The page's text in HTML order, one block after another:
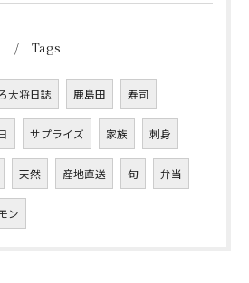
Tags
大将日誌 鹿島田 寿司
サプライズ 家族 刺身
天然 産地直送 旬 弁当
ン